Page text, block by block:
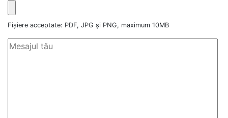
Fișiere acceptate: PDF, JPG și PNG, maximum 10MB